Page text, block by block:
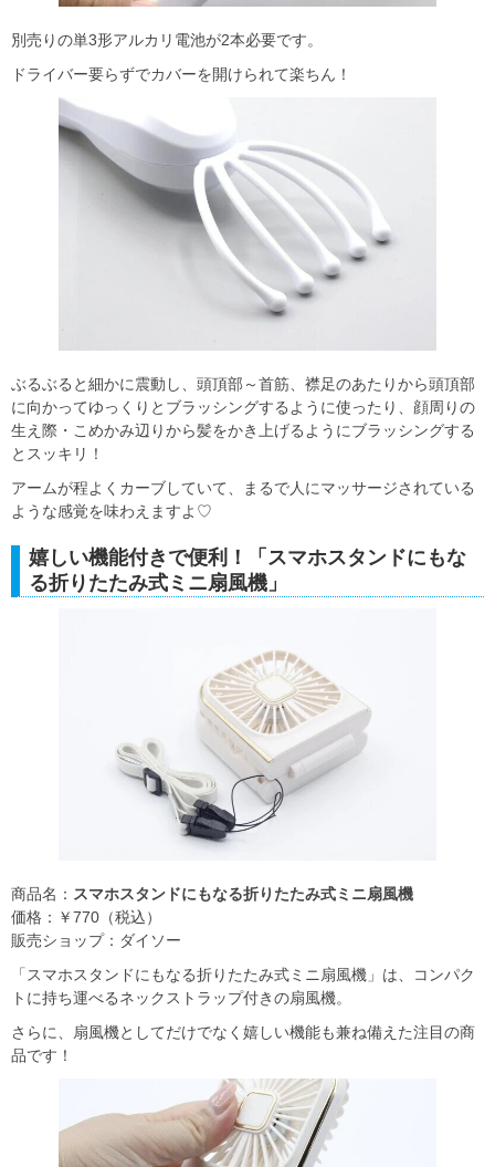
別売りの単3形アルカリ電池が2本必要です。
ドライバー要らずでカバーを開けられて楽ちん！
ぶるぶると細かに震動し、頭頂部～首筋、襟足のあたりから頭頂部
に向かってゆっくりとブラッシングするように使ったり、顔周りの
生え際・こめかみ辺りから髪をかき上げるようにブラッシングする
とスッキリ！
アームが程よくカーブしていて、まるで人にマッサージされている
ような感覚を味わえますよ♡
嬉しい機能付きで便利！「スマホスタンドにもな
る折りたたみ式ミニ扇風機」
商品名： スマホスタンドにもなる折りたたみ式ミニ扇風機
価格：￥770（税込）
販売ショップ：ダイソー
「スマホスタンドにもなる折りたたみ式ミニ扇風機」は、コンパク
トに持ち運べるネックストラップ付きの扇風機。
さらに、扇風機としてだけでなく嬉しい機能も兼ね備えた注目の商
品です！